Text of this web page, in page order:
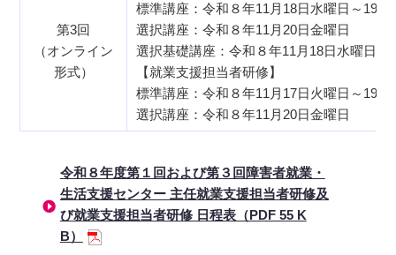
第3回
（オンライン
形式）
標準講座：令和８年11月18日水曜日～19日
選択講座：令和８年11月20日金曜日
選択基礎講座：令和８年11月18日水曜日
【就業支援担当者研修】
標準講座：令和８年11月17日火曜日～19日
選択講座：令和８年11月20日金曜日
令和８年度第１回および第３回障害者就業・
生活支援センター 主任就業支援担当者研修及
び就業支援担当者研修 日程表（PDF 55 K
B）